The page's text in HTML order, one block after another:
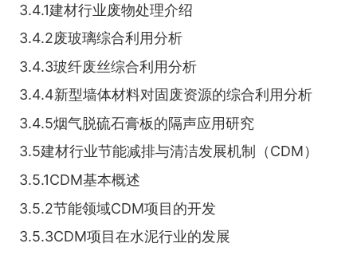
3.4.1建材行业废物处理介绍
3.4.2废玻璃综合利用分析
3.4.3玻纤废丝综合利用分析
3.4.4新型墙体材料对固废资源的综合利用分析
3.4.5烟气脱硫石膏板的隔声应用研究
3.5建材行业节能减排与清洁发展机制（CDM）
3.5.1CDM基本概述
3.5.2节能领域CDM项目的开发
3.5.3CDM项目在水泥行业的发展